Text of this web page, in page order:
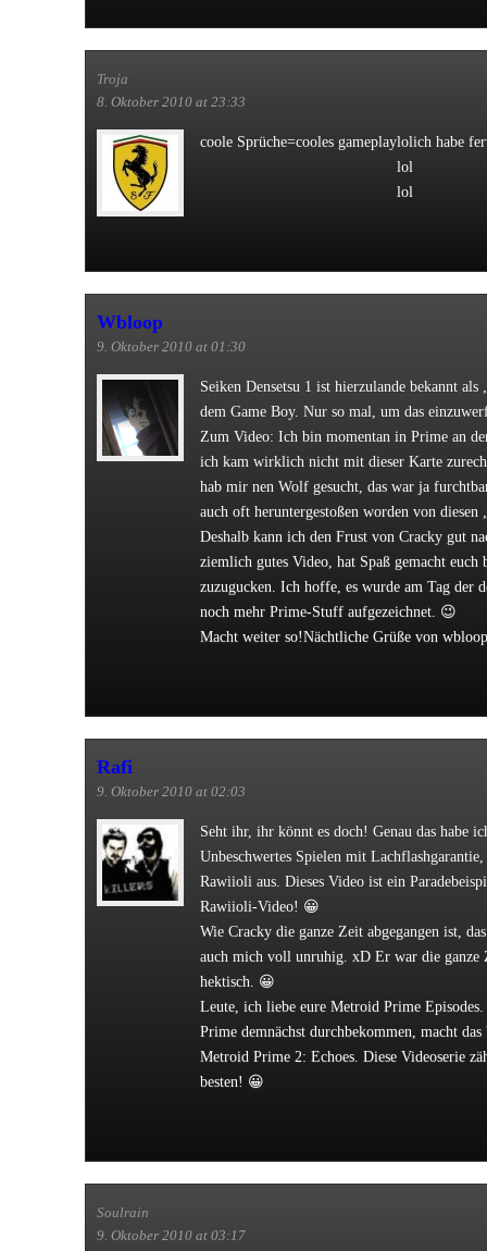
Troja
8. Oktober 2010 at 23:33
coole Sprüche=cooles gameplaylol
lol
lol
ich habe
Wbloop
9. Oktober 2010 at 01:30
Seiken Densetsu 1 ist hierzulande bekannt als
dem Game Boy. Nur so mal, um das
Zum Video: Ich bin momentan in Prime an
ich kam wirklich nicht mit dieser Karte
hab mir nen Wolf gesucht, das war ja
auch oft heruntergestoßen worden von diesen
Deshalb kann ich den Frust von Cracky gut
ziemlich gutes Video, hat Spaß gemacht euch
zuzugucken. Ich hoffe, es wurde am Tag der
noch mehr Prime-Stuff aufgezeichnet. 😉
Macht weiter so!Nächtliche Grüße von wbloop
Rafi
9. Oktober 2010 at 02:03
Seht ihr, ihr könnt es doch! Genau das habe
Unbeschwertes Spielen mit Lachflashgarantie,
Rawiioli aus. Dieses Video ist ein
Rawiioli-Video! 😀
Wie Cracky die ganze Zeit abgegangen ist,
auch mich voll unruhig. xD Er war die ganze
hektisch. 😀
Leute, ich liebe eure Metroid Prime
Prime demnächst durchbekommen, macht
Metroid Prime 2: Echoes. Diese Videoserie
besten! 😀
Soulrain
9. Oktober 2010 at 03:17